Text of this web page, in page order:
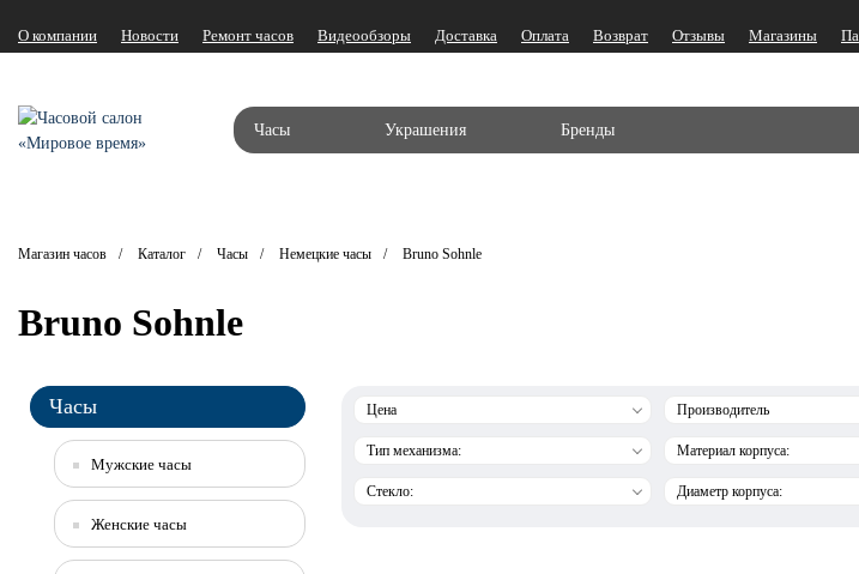
О компании Новости Ремонт часов Видеообзоры Доставка Оплата Возврат Отзывы Магазины
Часы Украшения Бренды
Магазин часов Каталог Часы Немецкие часы Bruno Sohnle
Bruno Sohnle
Часы
Мужские часы
Женские часы
Цена Производитель
Тип механизма: Материал корпуса:
Стекло: Диаметр корпуса: